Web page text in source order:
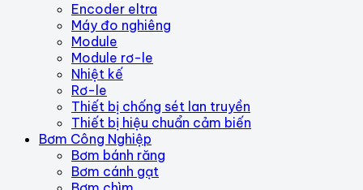
Encoder eltra
Máy đo nghiêng
Module
Module rơ-le
Nhiệt kế
Rơ-le
Thiết bị chống sét lan truyền
Thiết bị hiệu chuẩn cảm biến
Bơm Công Nghiệp
Bơm bánh răng
Bơm cánh gạt